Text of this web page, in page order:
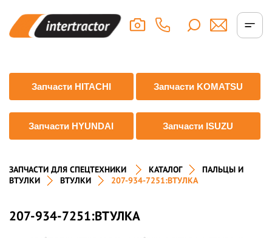
Запчасти HITACHI Запчасти KOMATSU
Запчасти HYUNDAI Запчасти ISUZU
ЗАПЧАСТИ ДЛЯ СПЕЦТЕХНИКИ КАТАЛОГ
ПАЛЬЦЫ И
ВТУЛКИ
ВТУЛКИ 207-934-7251:ВТУЛКА
207-934-7251:ВТУЛКА